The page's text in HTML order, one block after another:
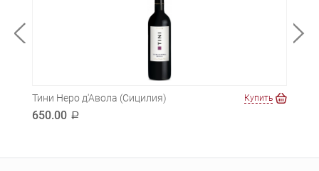
Тини Неро д'Авола (Сицилия)
650.00 a
Купить